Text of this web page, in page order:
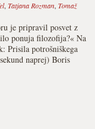
, Tatjana Rozman, Tomaž
je pripravil posvet z
ponuja filozofija?« Na
Prisila potrošniškega
naprej) Boris